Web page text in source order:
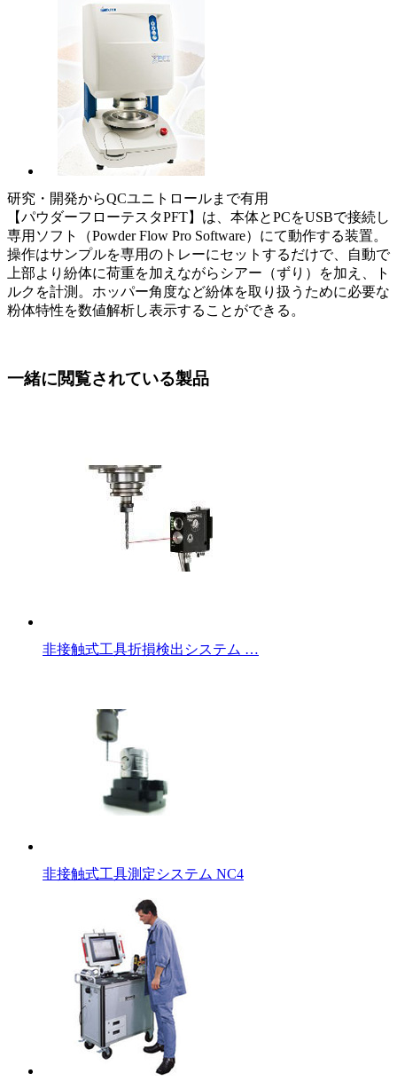
研究・開発からQCユニトロールまで有用
【パウダーフローテスタPFT】は、本体とPCをUSBで接続し
専用ソフト（Powder Flow Pro Software）にて動作する装置。
操作はサンプルを専用のトレーにセットするだけで、自動で
上部より紛体に荷重を加えながらシアー（ずり）を加え、ト
ルクを計測。ホッパー角度など紛体を取り扱うために必要な
粉体特性を数値解析し表示することができる。
一緒に閲覧されている製品
非接触式工具折損検出システム …
非接触式工具測定システム NC4